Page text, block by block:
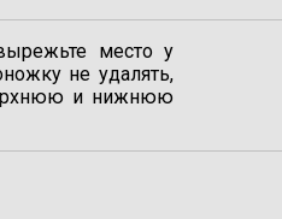
место у
не удалять,
и нижнюю